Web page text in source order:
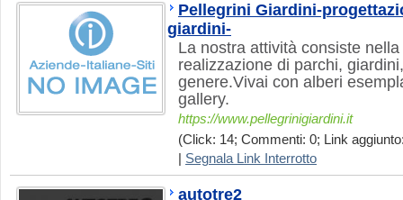
Pellegrini Giardini-
giardini-
La nostra attività consiste
realizzazione di parchi,
genere.Vivai con alberi
gallery.
https://www.pellegrinigiardini.it
(Click: 14; Commenti: 0; Link
Segnala Link Interrotto
autotre2